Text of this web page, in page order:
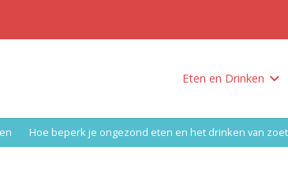
Eten en Drinken
Hoe beperk je ongezond eten en het drinken van